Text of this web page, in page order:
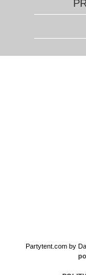
środowiska.
do popcornu,
Partytent.com by